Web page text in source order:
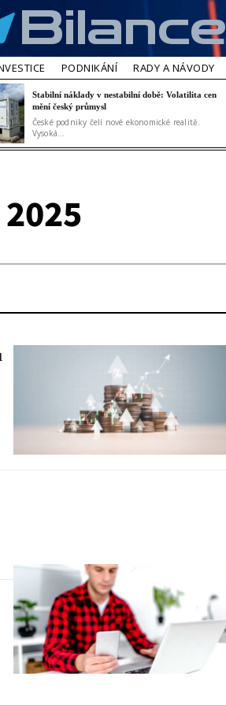
Bilance
PODNIKÁNÍ RADY A NÁVODY
Stabilní náklady v nestabilní době: Volatilita cen
mění český průmysl
České podniky čelí nové ekonomické realitě.
Vysoká...